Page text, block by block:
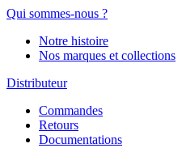
Qui sommes-nous ?
Notre histoire
Nos marques et collections
Distributeur
Commandes
Retours
Documentations